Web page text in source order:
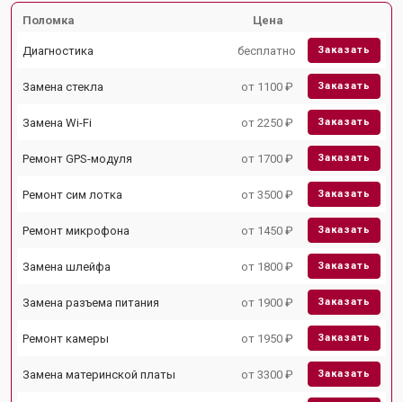
Поломка Цена
Диагностика бесплатно Заказать
Замена стекла от 1100 ₽ Заказать
Замена Wi-Fi от 2250 ₽ Заказать
Ремонт GPS-модуля от 1700 ₽ Заказать
Ремонт сим лотка от 3500 ₽ Заказать
Ремонт микрофона от 1450 ₽ Заказать
Замена шлейфа от 1800 ₽ Заказать
Замена разъема питания от 1900 ₽ Заказать
Ремонт камеры от 1950 ₽ Заказать
Замена материнской платы от 3300 ₽ Заказать